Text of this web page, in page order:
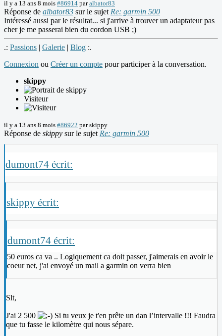
il y a 13 ans 8 mois #86914 paralbator83
Réponse de albator83 sur le sujet Re: garmin 500
Intéressé aussi par le résultat... si j'arrive à trouver un adaptateur pas
cher je me passerai bien du cordon USB ;)
.: Passions | Galerie | Blog :.
Connexion ou Créer un compte pour participer à la conversation.
skippy
Visiteur
il y a 13 ans 8 mois #86922 parskippy
Réponse de skippy sur le sujet Re: garmin 500
dumont74 écrit:
skippy écrit:
dumont74 écrit:
50 euros ca va .. Logiquement ca doit passer, j'aimerais en avoir le
coeur net, j'ai envoyé un mail a garmin on verra bien
Slt,
J'ai 2 500
Si tu veux je t'en prête un dan l’intervalle !!! Faudra
que tu fasse le kilomètre qui nous sépare.